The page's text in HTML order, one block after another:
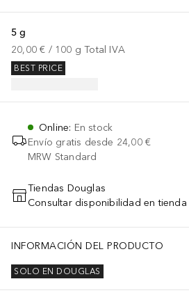
5 g
20,00 € / 100 g Total IVA
BEST PRICE
Online: En stock
Envío gratis desde 24,00 €
MRW Standard
AÑADIR AL
Tiendas Douglas
Consultar disponibilidad en tienda
INFORMACIÓN DEL PRODUCTO
SOLO EN DOUGLAS